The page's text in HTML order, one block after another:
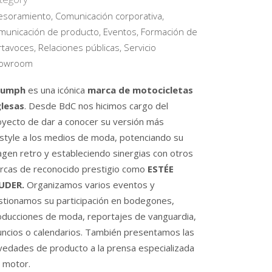
Comunicación corporativa,
de producto, Eventos, Formación de
Relaciones públicas, Servicio
es una icónica marca de motocicletas
. Desde BdC nos hicimos cargo del
de dar a conocer su versión más
a los medios de moda, potenciando su
retro y estableciendo sinergias con otros
de reconocido prestigio como ESTÉE
Organizamos varios eventos y
su participación en bodegones,
de moda, reportajes de vanguardia,
o calendarios. También presentamos las
de producto a la prensa especializada
motor.
hacer por ti?
HERRAMIENTAS DE COMUNICACIÓN
NOTAS DE PRENSA
IMAGEN CORPORATIVA
FORMACIÓN DE PORTAVOCES
PREMIOS Y CERTÁMENES